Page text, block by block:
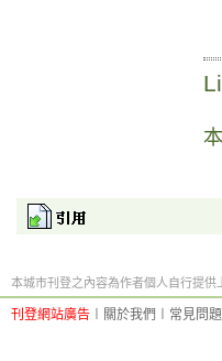
本城市刊登之內容為作者個人自行提供
刊登網站廣告 關於我們 常見問題